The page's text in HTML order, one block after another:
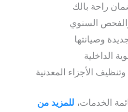
والفحص السنوي
وصيانتها
الداخلية
الأجزاء المعدنية
الخدمات، للمزيد من